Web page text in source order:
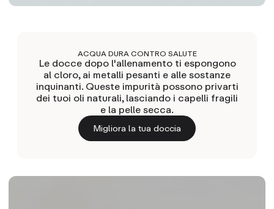
ACQUA DURA CONTRO SALUTE
Le docce dopo l'allenamento ti espongono
al cloro, ai metalli pesanti e alle sostanze
inquinanti. Queste impurità possono privarti
dei tuoi oli naturali, lasciando i capelli fragili
e la pelle secca.
Migliora la tua doccia